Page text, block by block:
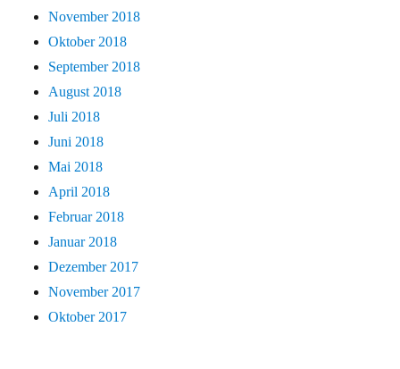
November 2018
Oktober 2018
September 2018
August 2018
Juli 2018
Juni 2018
Mai 2018
April 2018
Februar 2018
Januar 2018
Dezember 2017
November 2017
Oktober 2017